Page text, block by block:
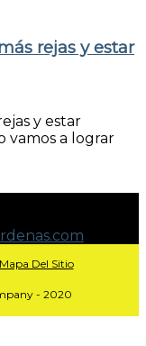
rejas y estar
y estar
vamos a lograr
Mapa Del Sitio
- 2020